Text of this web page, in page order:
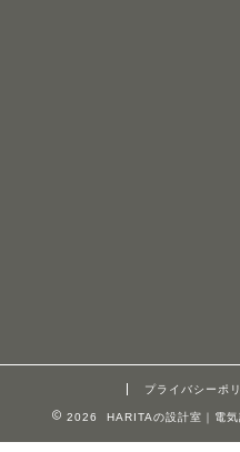
プライバシーポ
2026 HARITAの設計室｜電気